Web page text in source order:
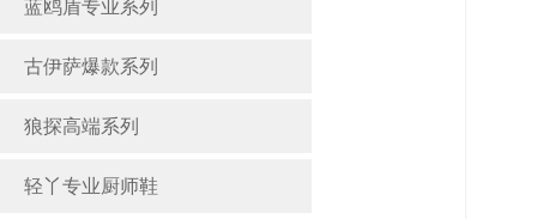
蓝鸥盾专业系列
古伊萨爆款系列
狼探高端系列
轻丫专业厨师鞋